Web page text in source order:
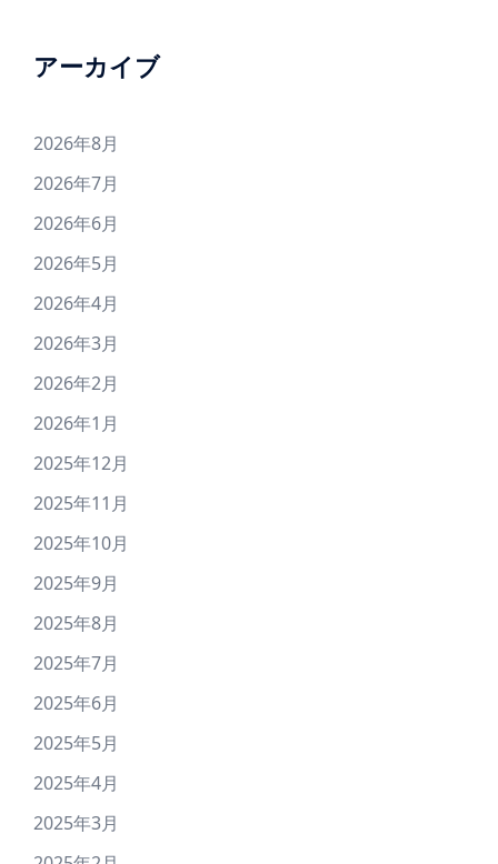
アーカイブ
2026年8月
2026年7月
2026年6月
2026年5月
2026年4月
2026年3月
2026年2月
2026年1月
2025年12月
2025年11月
2025年10月
2025年9月
2025年8月
2025年7月
2025年6月
2025年5月
2025年4月
2025年3月